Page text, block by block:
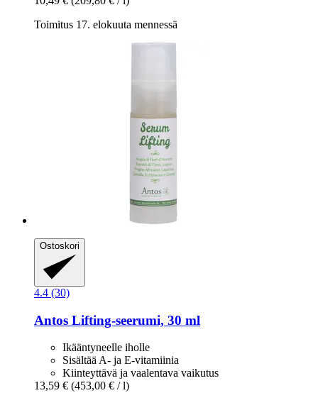
Toimitus 17. elokuuta mennessä
Ostoskori
4.4 (30)
Antos Lifting-​seerumi, 30 ml
Ikääntyneelle iholle
Sisältää A- ja E-vitamiinia
Kiinteyttävä ja vaalentava vaikutus
13,59 € (453,00 € / l)